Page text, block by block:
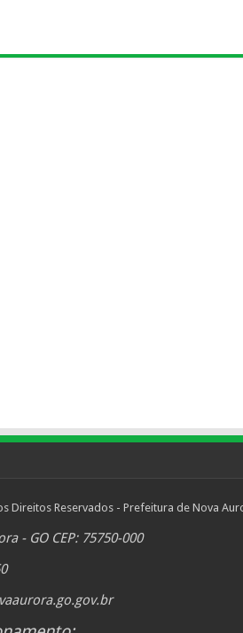
Direitos Reservados - Prefeitura de Nova
- GO CEP: 75750-000